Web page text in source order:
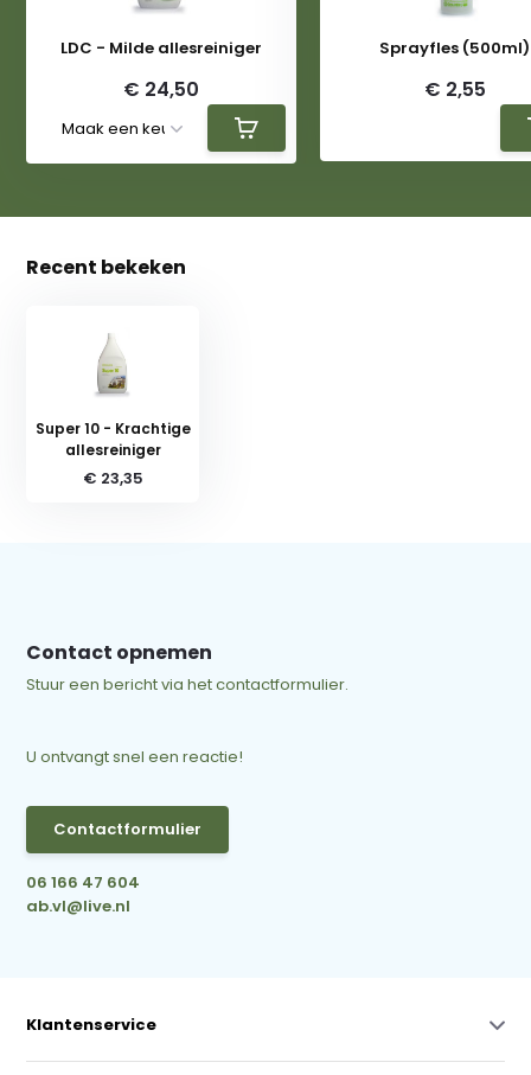
LDC - Milde allesreiniger
€ 24,50
Sprayfles (500ml)
€ 2,55
Recent bekeken
Super 10 - Krachtige
allesreiniger
€ 23,35
Contact opnemen
Stuur een bericht via het contactformulier.
U ontvangt snel een reactie!
Contactformulier
06 166 47 604
ab.vl@live.nl
Klantenservice